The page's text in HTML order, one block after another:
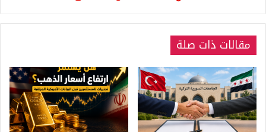
الصناديق
مقالات ذات صلة